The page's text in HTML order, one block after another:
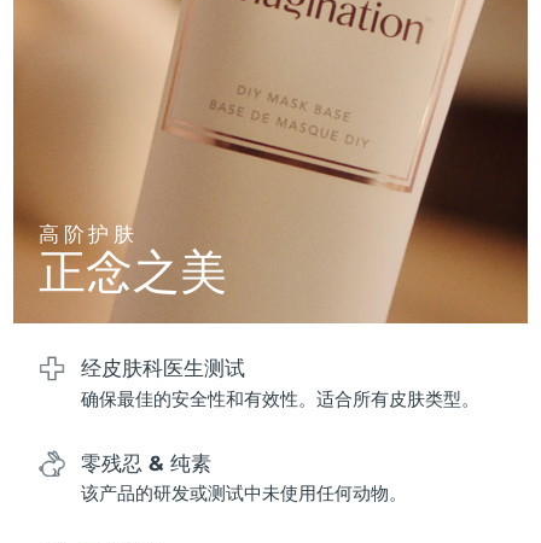
高阶护肤
正念之美
经皮肤科医生测试
确保最佳的安全性和有效性。适合所有皮肤类型。
零残忍 & 纯素
该产品的研发或测试中未使用任何动物。
预计送达日期 8/16/26
预计送达日期 8/13/26
阿拉伯联合酋长国 预计送达日期
预计送达日期8/12/26
美国 预计送达日期
乌兹别克斯坦 预计送达日期8/17/26
越南 预计送达日期